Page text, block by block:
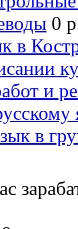
0
в
и
в